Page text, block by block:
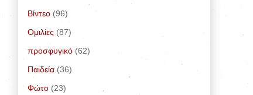
Bίντεο (96)
Ομιλίες (87)
προσφυγικό (62)
Παιδεία (36)
Φώτο (23)